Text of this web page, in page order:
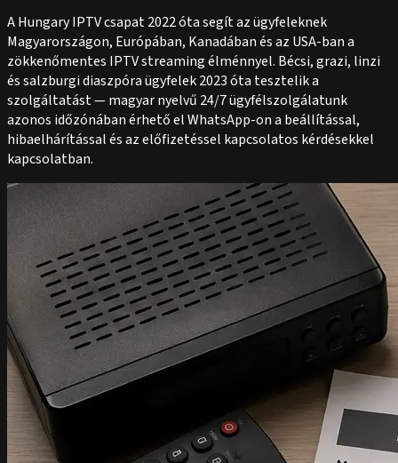
A Hungary IPTV csapat 2022 óta segít az ügyfeleknek
Magyarországon, Európában, Kanadában és az USA-ban a
zökkenőmentes IPTV streaming élménnyel. Bécsi, grazi, linzi
és salzburgi diaszpóra ügyfelek 2023 óta tesztelik a
szolgáltatást — magyar nyelvű 24/7 ügyfélszolgálatunk
azonos időzónában érhető el WhatsApp-on a beállítással,
hibaelhárítással és az előfizetéssel kapcsolatos kérdésekkel
kapcsolatban.